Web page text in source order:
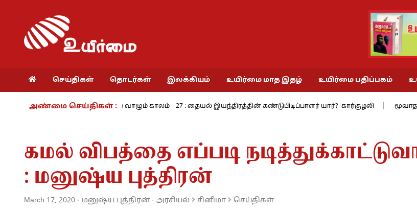
செய்திகள் தொடர்கள் இலக்கியம் உயிர்மை மாத இதழ் உயிர்மை பதிப்பகம்
அண்மை செய்திகள் :
- அ.ராமசாமி நாம் வாழும் காலம் – 27 : தையல் இயந்திரத்தின் கண்டுபிடிப்பாளர் யார்? -கார்குழலி மூவாத
கமல் விபத்தை எப்படி
: மனுஷ்ய புத்திரன்
March 17, 2020 - மனுஷ்ய புத்திரன் · அரசியல் சினிமா செய்திகள்